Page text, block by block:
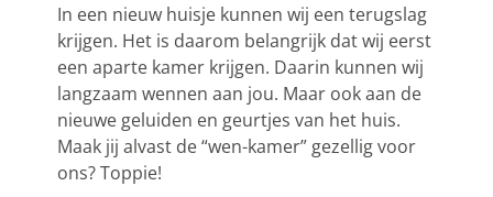
In een nieuw huisje kunnen wij een terugslag
krijgen. Het is daarom belangrijk dat wij eerst
een aparte kamer krijgen. Daarin kunnen wij
langzaam wennen aan jou. Maar ook aan de
nieuwe geluiden en geurtjes van het huis.
Maak jij alvast de “wen-kamer” gezellig voor
ons? Toppie!